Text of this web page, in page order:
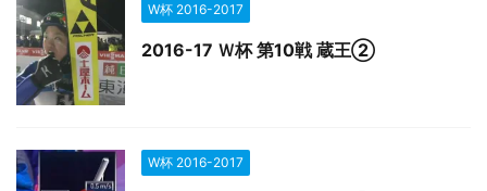
W杯 2016-2017
2016-17 Ｗ杯 第10戦 蔵王②
W杯 2016-2017